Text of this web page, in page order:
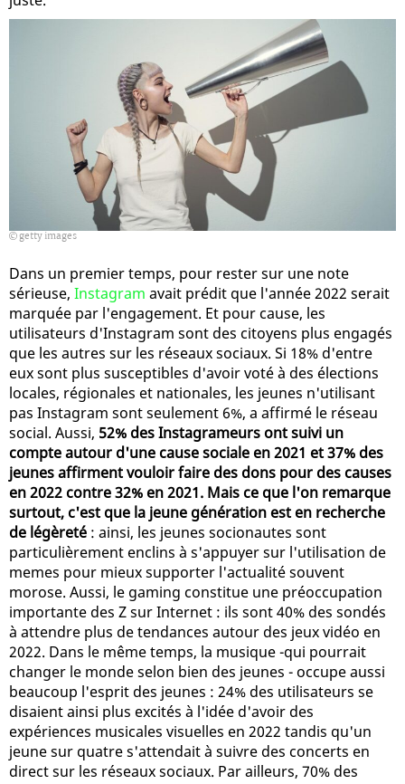
getty images
Dans un premier temps, pour rester sur une note
sérieuse, Instagram avait prédit que l'année 2022 serait
marquée par l'engagement. Et pour cause, les
utilisateurs d'Instagram sont des citoyens plus engagés
que les autres sur les réseaux sociaux. Si 18% d'entre
eux sont plus susceptibles d'avoir voté à des élections
locales, régionales et nationales, les jeunes n'utilisant
pas Instagram sont seulement 6%, a affirmé le réseau
social. Aussi, 52% des Instagrameurs ont suivi un
compte autour d'une cause sociale en 2021 et 37% des
jeunes affirment vouloir faire des dons pour des causes
en 2022 contre 32% en 2021. Mais ce que l'on remarque
surtout, c'est que la jeune génération est en recherche
de légèreté : ainsi, les jeunes socionautes sont
particulièrement enclins à s'appuyer sur l'utilisation de
memes pour mieux supporter l'actualité souvent
morose. Aussi, le gaming constitue une préoccupation
importante des Z sur Internet : ils sont 40% des sondés
à attendre plus de tendances autour des jeux vidéo en
2022. Dans le même temps, la musique -qui pourrait
changer le monde selon bien des jeunes - occupe aussi
beaucoup l'esprit des jeunes : 24% des utilisateurs se
disaient ainsi plus excités à l'idée d'avoir des
expériences musicales visuelles en 2022 tandis qu'un
jeune sur quatre s'attendait à suivre des concerts en
direct sur les réseaux sociaux. Par ailleurs, 70% des